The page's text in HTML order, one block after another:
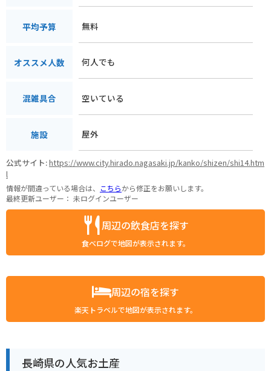
平均予算 無料
オススメ人数 何人でも
混雑具合 空いている
施設 屋外
公式サイト:https://www.city.hirado.nagasaki.jp/kanko/shizen/shi14.htm
l
情報が間違っている場合は、 こちらから修正をお願いします。
最終更新ユーザー： 未ログインユーザー
周辺の飲食店を探す
食べログで地図が表示されます。
周辺の宿を探す
楽天トラベルで地図が表示されます。
長崎県の人気お土産